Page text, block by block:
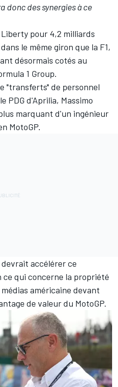
donc des synergies à ce
pour 4,2 milliards
le même giron que la F1,
désormais cotés au
1 Group.
"transferts" de personnel
PDG d'Aprilia, Massimo
marquant d'un ingénieur
MotoGP.
accélérer ce
qui concerne la propriété
américaine devant
de valeur du MotoGP.